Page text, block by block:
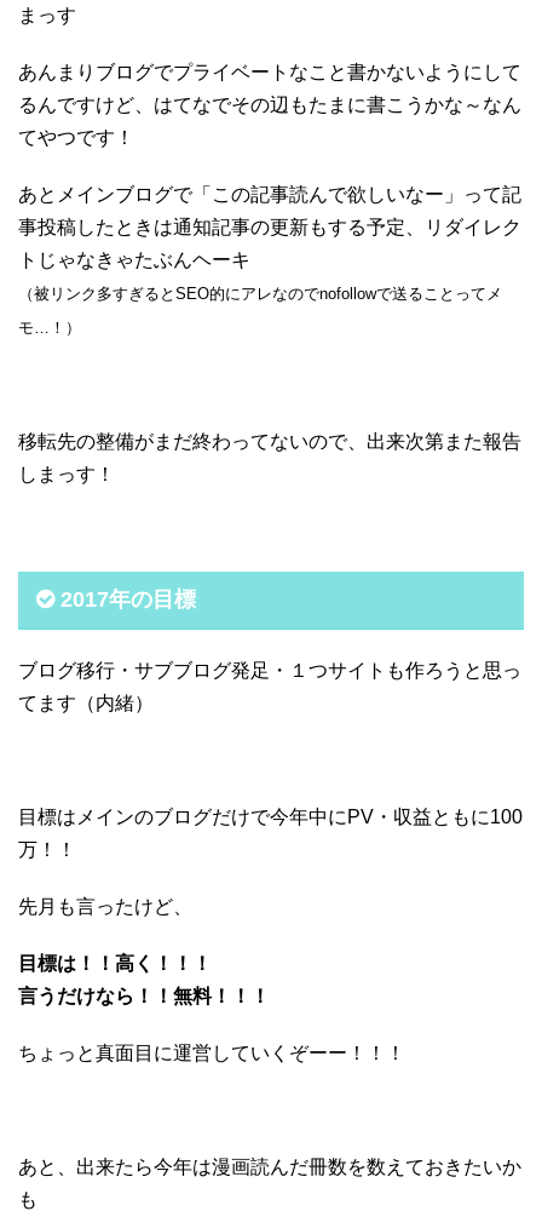
まっす
あんまりブログでプライベートなこと書かないようにして
るんですけど、はてなでその辺もたまに書こうかな～なん
てやつです！
あとメインブログで「この記事読んで欲しいなー」って記
事投稿したときは通知記事の更新もする予定、リダイレク
トじゃなきゃたぶんヘーキ
（被リンク多すぎるとSEO的にアレなのでnofollowで送ることってメ
モ…！）
移転先の整備がまだ終わってないので、出来次第また報告
しまっす！
2017年の目標
ブログ移行・サブブログ発足・１つサイトも作ろうと思っ
てます（内緒）
目標はメインのブログだけで今年中にPV・収益ともに100
万！！
先月も言ったけど、
目標は！！高く！！！
言うだけなら！！無料！！！
ちょっと真面目に運営していくぞーー！！！
あと、出来たら今年は漫画読んだ冊数を数えておきたいか
も